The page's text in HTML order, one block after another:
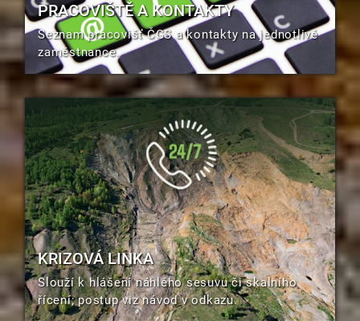
PRACOVIŠTĚ A KONTAKTY
Seznam pracovišť ČGS a kontakty na jednotlivé
zaměstnance.
KRIZOVÁ LINKA
Slouží k hlášení náhlého sesuvu či skalního
řícení; postup viz návod v odkazu.